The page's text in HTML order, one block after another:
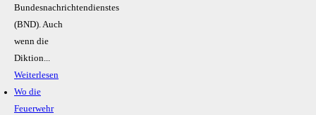
Bundesnachrichtendienstes
(BND). Auch
wenn die
Diktion...
Weiterlesen
Wo die
Feuerwehr